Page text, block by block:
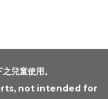
兒童使用。
not intended for